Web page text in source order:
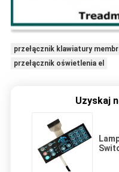
przełącznik klawiatury
przełącznik oświetlenia el
Uzyskaj